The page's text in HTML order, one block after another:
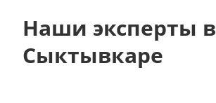
Наши эксперты в
Сыктывкаре